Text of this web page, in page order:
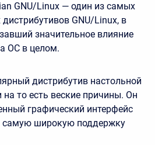
GNU/Linux — один из самых
GNU/Linux, в
значительное влияние
ОС в целом.
дистрибутив настольной
на то есть веские причины. Он
графический интерфейс
самую широкую поддержку